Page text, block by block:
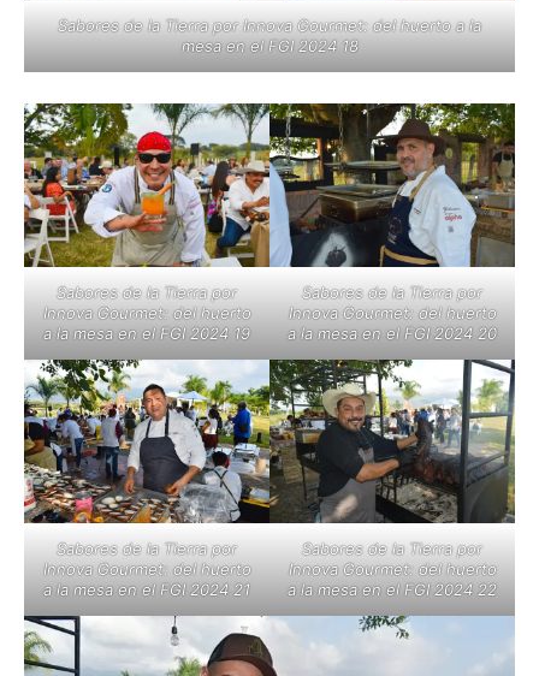
Sabores de la Tierra por Innova Gourmet: del huerto a la
mesa en el FGI 2024 18
Sabores de la Tierra por
Innova Gourmet: del huerto
a la mesa en el FGI 2024 19
Sabores de la Tierra por
Innova Gourmet: del huerto
a la mesa en el FGI 2024 20
Sabores de la Tierra por
Innova Gourmet: del huerto
a la mesa en el FGI 2024 21
Sabores de la Tierra por
Innova Gourmet: del huerto
a la mesa en el FGI 2024 22